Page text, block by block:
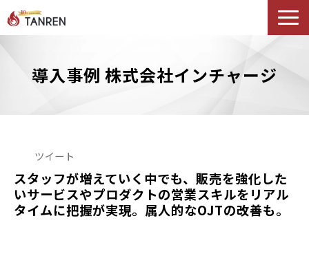
AIイネーブルメント
料金・プラン
ブログ
Podcast
導入事例 株式会社インチャージ
ツイート
スタッフが増えていく中でも、販売を強化した
いサービスやプロダクトの営業スキルをリアル
タイムに把握が実現。属人的なOJTの改善も。